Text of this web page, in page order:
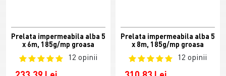
Prelata impermeabila alba 5
x 6m, 185g/mp groasa
12 opinii
Prelata impermeabila alba 5
x 8m, 185g/mp groasa
12 opinii